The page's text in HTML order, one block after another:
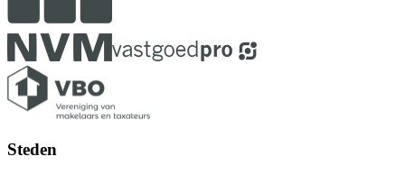
Steden